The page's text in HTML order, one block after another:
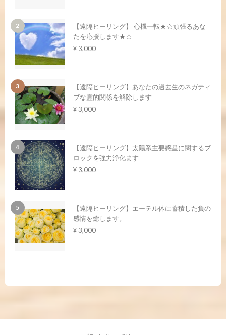
【遠隔ヒーリング】 心機一転★☆頑張るあな
たを応援します★☆
¥ 3,000
【遠隔ヒーリング】あなたの過去生のネガティ
ブな霊的関係を解除します
¥ 3,000
【遠隔ヒーリング】太陽系主要惑星に関するブ
ロックを強力浄化ます
¥ 3,000
【遠隔ヒーリング】エーテル体に蓄積した負の
感情を癒します。
¥ 3,000